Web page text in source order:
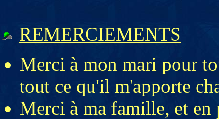
REMERCIEMENTS
Merci à mon mari pour
tout ce qu'il m'apporte
Merci à ma famille, et en